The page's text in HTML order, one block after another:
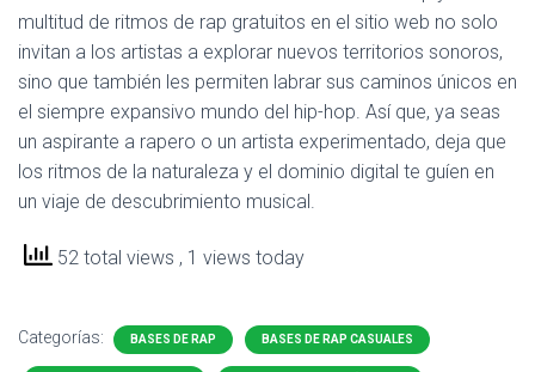
multitud de ritmos de rap gratuitos en el sitio web no solo
invitan a los artistas a explorar nuevos territorios sonoros,
sino que también les permiten labrar sus caminos únicos en
el siempre expansivo mundo del hip-hop. Así que, ya seas
un aspirante a rapero o un artista experimentado, deja que
los ritmos de la naturaleza y el dominio digital te guíen en
un viaje de descubrimiento musical.
52 total views , 1 views today
Categorías: BASES DE RAP BASES DE RAP CASUALES